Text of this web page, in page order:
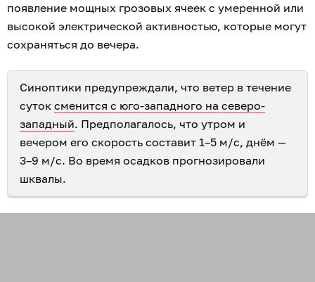
появление мощных грозовых ячеек с умеренной или
высокой электрической активностью, которые могут
сохраняться до вечера.
Синоптики предупреждали, что ветер в течение
суток сменится с юго-западного на северо-
западный. Предполагалось, что утром и
вечером его скорость составит 1–5 м/с, днём —
3–9 м/с. Во время осадков прогнозировали
шквалы.